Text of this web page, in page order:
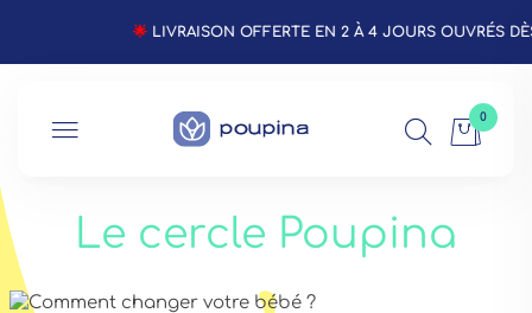
🌟 LIVRAISON OFFERTE EN 2 À 4 JOURS OUVRÉS
0
Le cercle Poupina